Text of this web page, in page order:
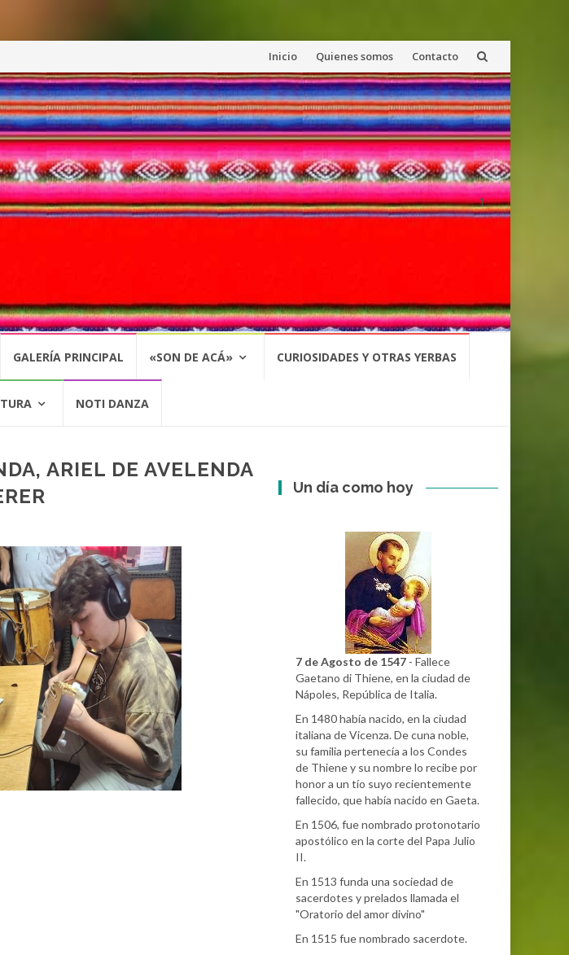
Saltar
al
contenido
Inicio Quienes somos Contacto
1
GALERÍA PRINCIPAL «SON DE ACÁ» CURIOSIDADES Y OTRAS YERBAS
NOTI DANZA
ARIEL DE AVELENDA
Un día como hoy
7 de Agosto de 1547 - Fallece
Gaetano di Thiene, en la ciudad de
Nápoles, República de Italia.
En 1480 había nacido, en la ciudad
italiana de Vicenza. De cuna noble,
su familia pertenecía a los Condes
de Thiene y su nombre lo recibe por
honor a un tío suyo recientemente
fallecido, que había nacido en Gaeta.
En 1506, fue nombrado protonotario
apostólico en la corte del Papa Julio
II.
En 1513 funda una sociedad de
sacerdotes y prelados llamada el
"Oratorio del amor divino"
En 1515 fue nombrado sacerdote.